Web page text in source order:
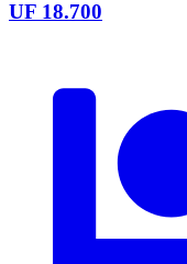
UF 18.700